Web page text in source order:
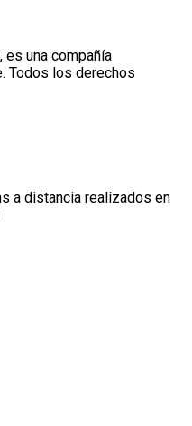
es una compañía
Todos los derechos
a distancia realizados en